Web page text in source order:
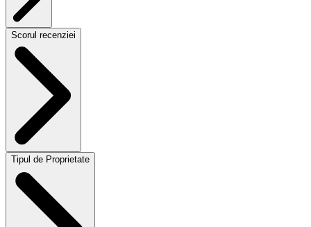
Scorul recenziei
Tipul de Proprietate